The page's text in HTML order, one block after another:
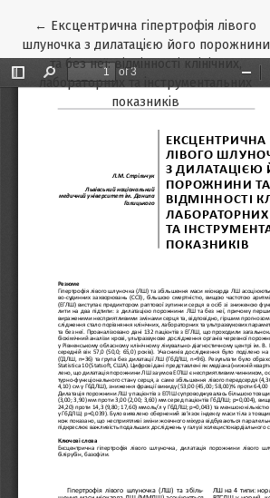
← Повернутися до подробиць статті
Ексцентрична гіпертрофія лівого
шлуночка з дилатацією його порожнини
та без неї: відмінності клінічних,
лабораторних та інструментальних
показників